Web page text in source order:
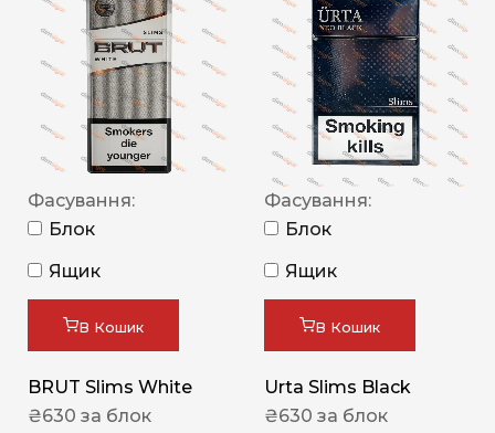
Фасування:
Блок
Ящик
В Кошик
BRUT Slims White
₴630 за блок
Фасування:
Блок
Ящик
В Кошик
Urta Slims Black
₴630 за блок